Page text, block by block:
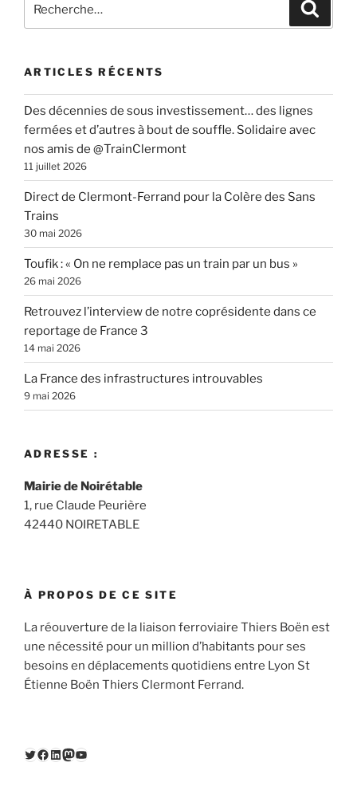
pour
ARTICLES RÉCENTS
Des décennies de sous investissement… des lignes
fermées et d’autres à bout de souffle. Solidaire avec
nos amis de @TrainClermont
11 juillet 2026
Direct de Clermont-Ferrand pour la Colère des Sans
Trains
30 mai 2026
Toufik : « On ne remplace pas un train par un bus »
26 mai 2026
Retrouvez l’interview de notre coprésidente dans ce
reportage de France 3
14 mai 2026
La France des infrastructures introuvables
9 mai 2026
ADRESSE :
Mairie de Noirétable
1, rue Claude Peurière
42440 NOIRETABLE
À PROPOS DE CE SITE
La réouverture de la liaison ferroviaire Thiers Boën est
une nécessité pour un million d’habitants pour ses
besoins en déplacements quotidiens entre Lyon St
Étienne Boën Thiers Clermont Ferrand.
Twitter
Facebook
LinkedIn
Mastodon
YouTube